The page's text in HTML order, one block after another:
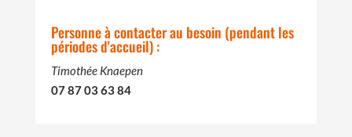
Personne à contacter au besoin (pendant les
périodes d'accueil) :
Timothée Knaepen
07 87 03 63 84